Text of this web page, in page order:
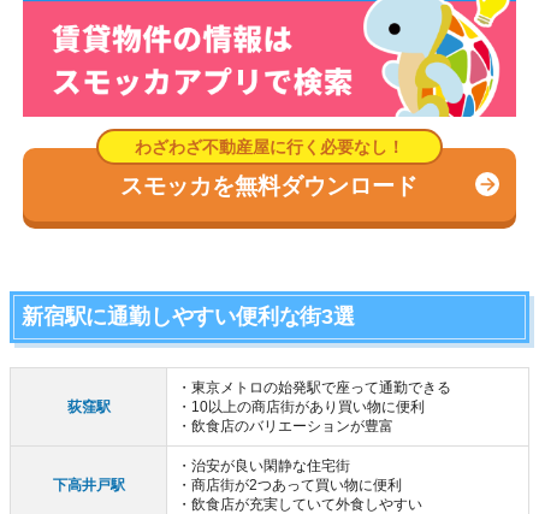
スモッカを無料ダウンロード
新宿駅に通勤しやすい便利な街3選
荻窪駅
・東京メトロの始発駅で座って通勤できる
・10以上の商店街があり買い物に便利
・飲食店のバリエーションが豊富
下高井戸駅
・治安が良い閑静な住宅街
・商店街が2つあって買い物に便利
・飲食店が充実していて外食しやすい